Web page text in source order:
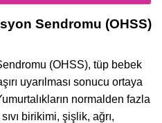
Sendromu (OHSS)
(OHSS), tüp bebek
uyarılması sonucu ortaya
normalden fazla
birikimi, şişlik, ağrı,